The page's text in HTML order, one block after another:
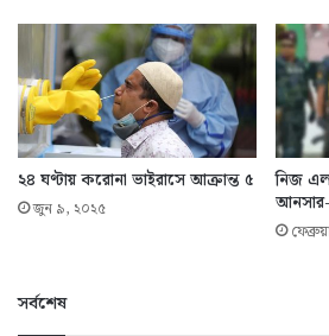
২৪ ঘণ্টায় করোনা ভাইরাসে আক্রান্ত ৫
জুন ৯, ২০২৫
নিজ
আনসার-
সর্বশেষ